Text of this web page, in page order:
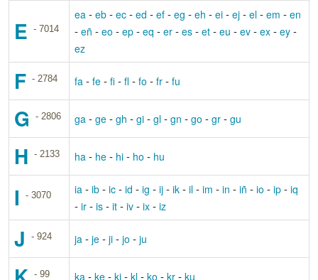
E - 7014
ea - eb - ec - ed - ef - eg - eh - ei - ej - el - em - en
- eñ - eo - ep - eq - er - es - et - eu - ev - ex - ey -
ez
F - 2784 fa - fe - fi - fl - fo - fr - fu
G - 2806 ga - ge - gh - gi - gl - gn - go - gr - gu
H - 2133 ha - he - hi - ho - hu
I - 3070 ia - ib - ic - id - ig - ij - ik - il - im - in - iñ - io - ip - iq
- ir - is - it - iv - ix - iz
J - 924 ja - je - ji - jo - ju
- 99 ka - ke - ki - kl - ko - kr - ku